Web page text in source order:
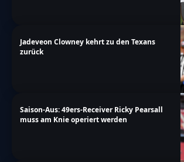
Jadeveon Clowney kehrt zu den Texans
zurück
Saison-Aus: 49ers-Receiver Ricky Pearsall
muss am Knie operiert werden